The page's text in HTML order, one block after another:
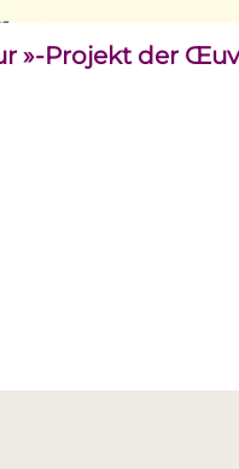
»-Projekt der